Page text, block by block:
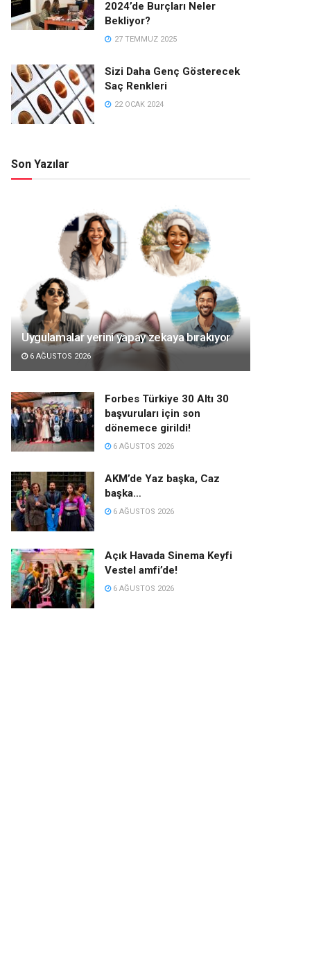
2024’de Burçları Neler
Bekliyor?
27 TEMMUZ 2025
Sizi Daha Genç Gösterecek
Saç Renkleri
22 OCAK 2024
Son Yazılar
Uygulamalar yerini yapay zekaya bırakıyor
6 AĞUSTOS 2026
Forbes Türkiye 30 Altı 30
başvuruları için son
dönemece girildi!
6 AĞUSTOS 2026
AKM’de Yaz başka, Caz
başka…
6 AĞUSTOS 2026
Açık Havada Sinema Keyfi
Vestel amfi’de!
6 AĞUSTOS 2026